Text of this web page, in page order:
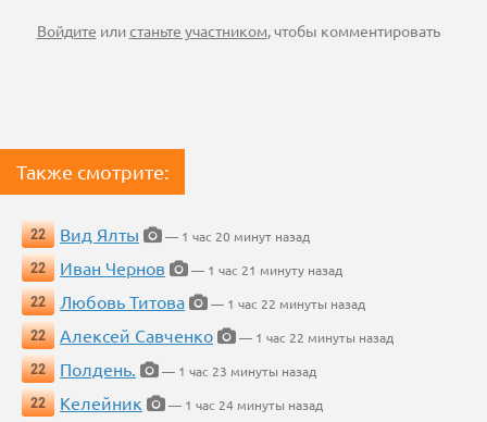
Войдите илистаньте участником, чтобы комментировать
Также смотрите:
22 Вид Ялты
— 1 час 20 минут назад
22
Иван Чернов
— 1 час 21 минуту назад
22
Любовь Титова
— 1 час 22 минуты назад
22
Алексей Савченко
— 1 час 22 минуты назад
22
Полдень.
— 1 час 23 минуты назад
22
Келейник
— 1 час 24 минуты назад